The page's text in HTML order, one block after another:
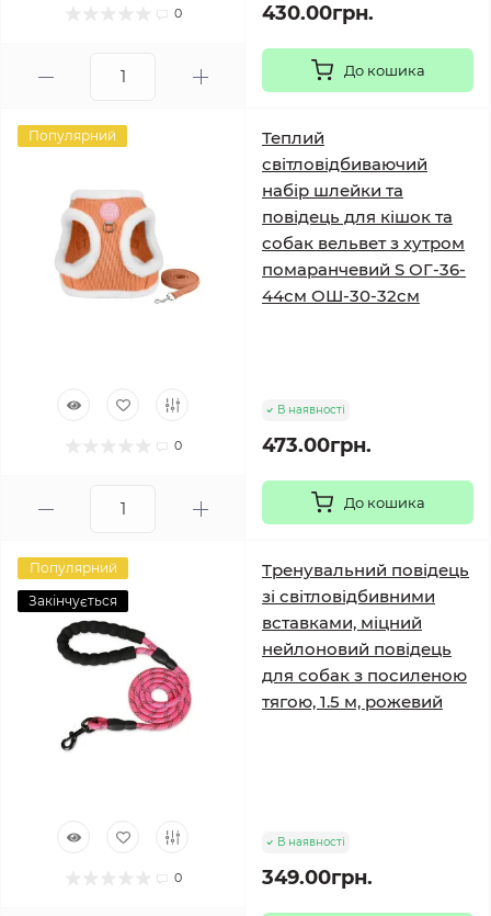
0 430.00грн.
До кошика
Популярний
0
Теплий
світловідбиваючий
набір шлейки та
повідець для кішок та
собак вельвет з хутром
помаранчевий S ОГ-36-
44см ОШ-30-32см
В наявності
473.00грн.
До кошика
Популярний
Закінчується
0
Тренувальний повідець
зі світловідбивними
вставками, міцний
нейлоновий повідець
для собак з посиленою
тягою, 1.5 м, рожевий
В наявності
349.00грн.